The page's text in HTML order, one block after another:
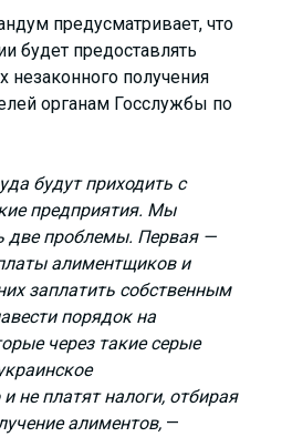
предусматривает, что
будет предоставлять
получения
органам Госслужбы по
будут приходить с
предприятия. Мы
две проблемы. Первая —
алиментщиков и
заплатить собственным
порядок на
через такие серые
не платят налоги, отбирая
алиментов, —